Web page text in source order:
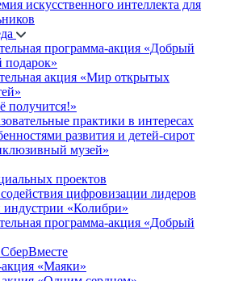
искусственного интеллекта для
программа-акция «Добрый
подарок»
акция «Мир открытых
получится!»
практики в интересах
развития и детей-сирот
музей»
проектов
цифровизации лидеров
индустрии «Колибри»
программа-акция «Добрый
«Маяки»